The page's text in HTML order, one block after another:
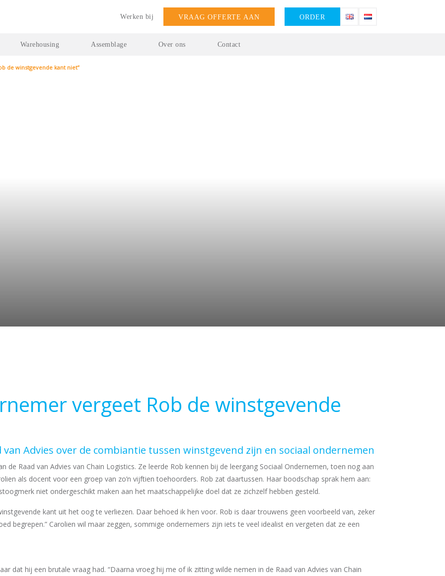
Werken bij VRAAG OFFERTE AAN ORDER
Warehousing Assemblage Over ons Contact
de winstgevende kant niet”
vergeet Rob de winstgevende
van Advies over de combiantie tussen winstgevend zijn en sociaal ondernemen
de Raad van Advies van Chain Logistics. Ze leerde Rob kennen bij de leergang Sociaal Ondernemen, toen nog aan
als docent voor een groep van zo’n vijftien toehoorders. Rob zat daartussen. Haar boodschap sprak hem aan:
niet ondergeschikt maken aan het maatschappelijke doel dat ze zichzelf hebben gesteld.
kant uit het oog te verliezen. Daar behoed ik hen voor. Rob is daar trouwens geen voorbeeld van, zeker
begrepen.” Carolien wil maar zeggen, sommige ondernemers zijn iets te veel idealist en vergeten dat ze een
dat hij een brutale vraag had. “Daarna vroeg hij me of ik zitting wilde nemen in de Raad van Advies van Chain